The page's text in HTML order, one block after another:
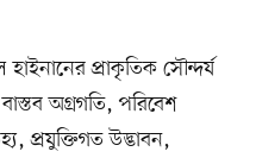
প্রাকৃতিক সৌন্দর্য
অগ্রগতি, পরিবেশ
প্রযুক্তিগত উদ্ভাবন,